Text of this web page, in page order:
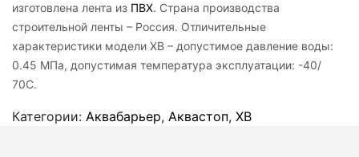
изготовлена лента из ПВХ. Страна производства
строительной ленты – Россия. Отличительные
характеристики модели ХВ – допустимое давление воды:
0.45 МПа, допустимая температура эксплуатации: -40/
70C.
Категории: Аквабарьер, Аквастоп, ХВ